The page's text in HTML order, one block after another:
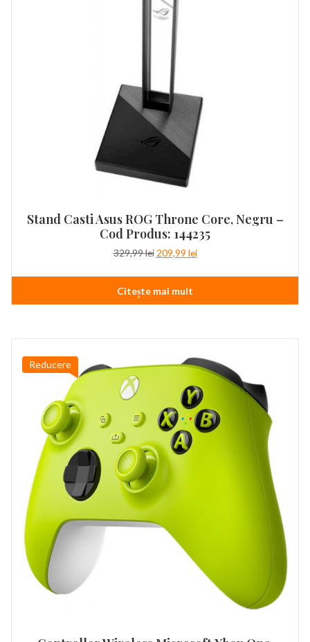
Stand Casti Asus ROG Throne Core, Negru –
Cod Produs: 144235
329,99lei Prețul
a
fost:
329,99 lei.
209,99 leiPrețul
este:
Citește mai mult
Reducere